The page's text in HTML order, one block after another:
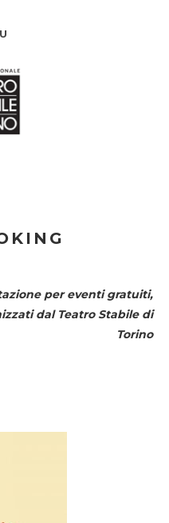
per eventi gratuiti,
dal Teatro Stabile di
Torino